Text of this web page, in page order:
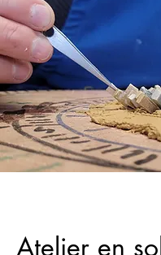
Atelier en